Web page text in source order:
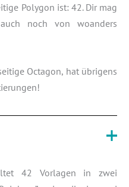
Polygon ist: 42. Dir mag
noch von woanders
Octagon, hat übrigens
42 Vorlagen in zwei